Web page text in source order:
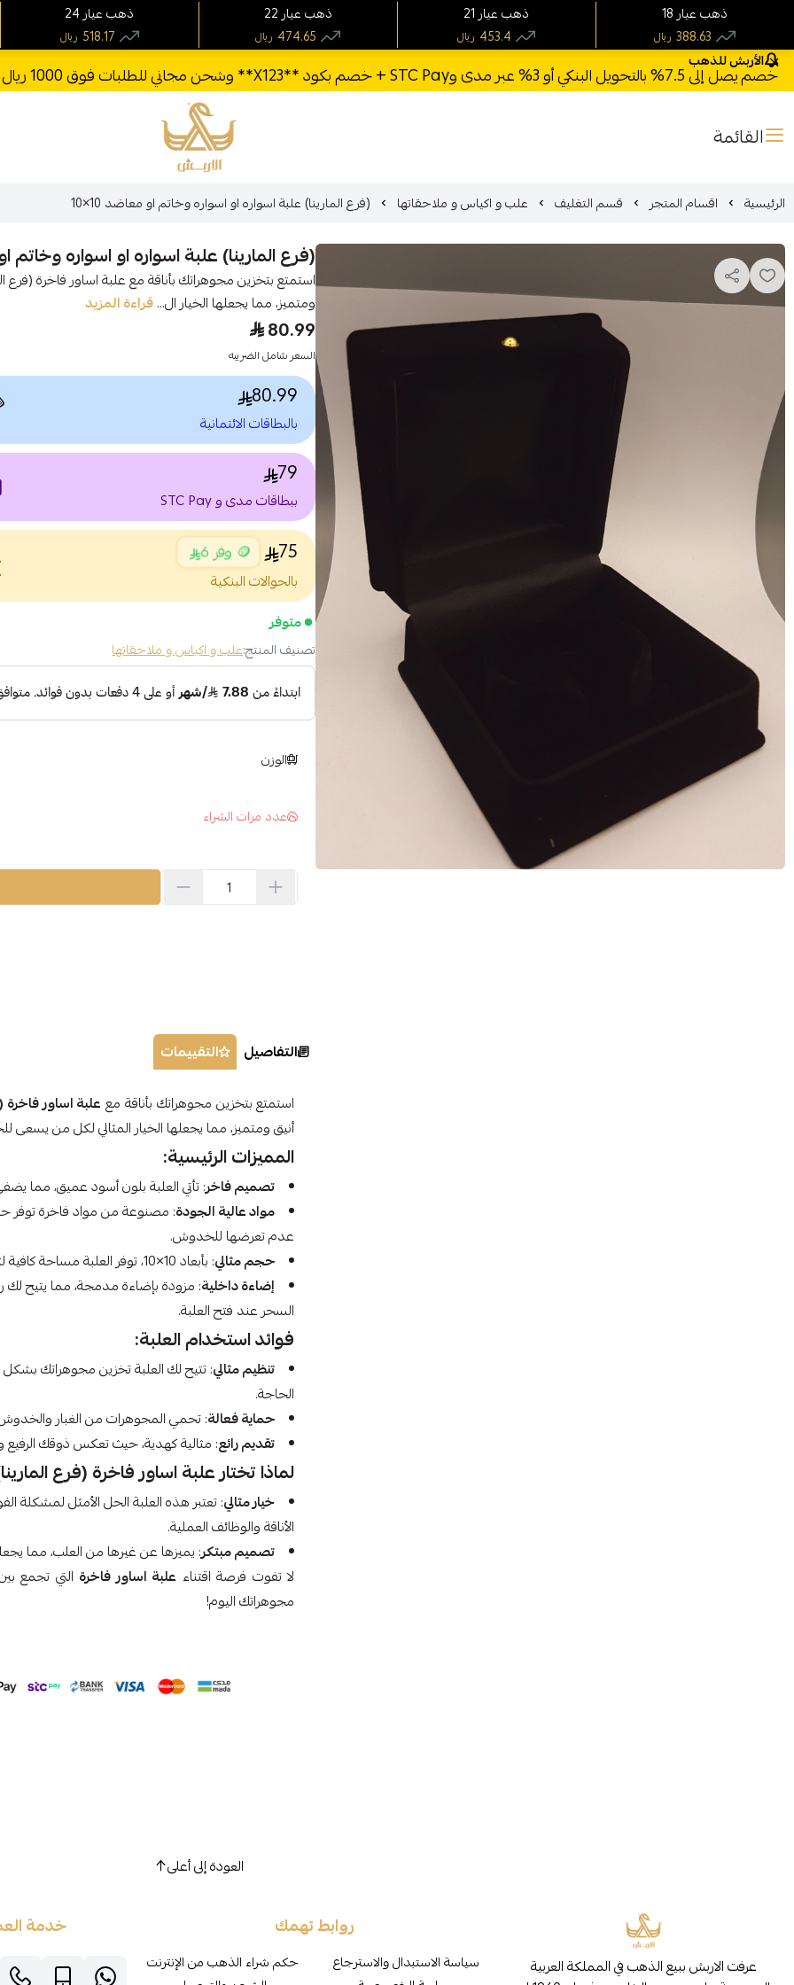
الأربش للذهب
خصم يصل إلى 7.5% بالتحويل البنكي أو 3% عبر مدى وSTC Pay + خصم بكود **X123** وشحن مجاني للطلبات فوق 1000 ريال
القائمة الأربش للذهب
الرئيسية اقسام المتجر قسم التغليف علب و اكياس و ملاحقاتها (فرع المارينا) علبة اسواره او اسواره وخاتم او معاضد 10×10
(فرع المارينا) علبة اسواره او اسواره وخاتم او
ومتميز، مما يجعلها الخيار ال...قراءة المزيد
80.99
السعر شامل الضريبه
80.99
بالبطاقات الائتمانية
79
ببطاقات مدى و STC Pay
75 🪙 وفر 6
بالحوالات البنكية
متوفر
تصنيف المنتج:علب و اكياس و ملاحقاتها
الوزن
عدد مرات الشراء
التفاصيل التقييمات
استمتع بتخزين مجوهراتك بأناقة مع علبة اساور فاخرة
أنيق ومتميز، مما يجعلها الخيار المثالي لكل من يسعى
المميزات الرئيسية:
تصميم فاخر: تأتي العلبة بلون أسود عميق، مما
مواد عالية الجودة: مصنوعة من مواد فاخرة توفر
عدم تعرضها للخدوش.
حجم مثالي: بأبعاد 10×10، توفر العلبة مساحة كافية لتنظيم الأساور والخواتم بشكل مرتب.
إضاءة داخلية: مزودة بإضاءة مدمجة، مما يتيح
السحر عند فتح العلبة.
فوائد استخدام العلبة:
تنظيم مثالي: تتيح لك العلبة تخزين مجوهراتك
الحاجة.
حماية فعالة: تحمي المجوهرات من الغبار
تقديم رائع: مثالية كهدية، حيث تعكس ذوقك الرفيع
لماذا تختار علبة اساور فاخرة (فرع المارينا)
خيار مثالي: تعتبر هذه العلبة الحل الأمثل لمشكلة
الأناقة والوظائف العملية.
تصميم مبتكر: يميزها عن غيرها من العلب، مما
لا تفوت فرصة اقتناء علبة اساور فاخرة التي تجمع
مجوهراتك اليوم!
العودة إلى أعلى
عرفت الاربش ببيع الذهب في المملكة العربية
روابط تهمك
سياسة الاستبدال والاسترجاع
حكم شراء الذهب من الإنترنت
خدمة
24 ذهب عيار
ريال 518.17
22 ذهب عيار
ريال 474.65
21 ذهب عيار
ريال 453.4
18 ذهب عيار
ريال 388.63